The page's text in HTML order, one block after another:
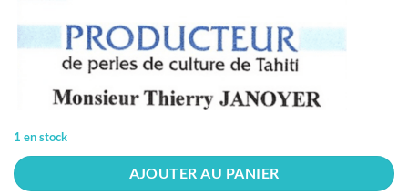
1 en stock
AJOUTER AU PANIER